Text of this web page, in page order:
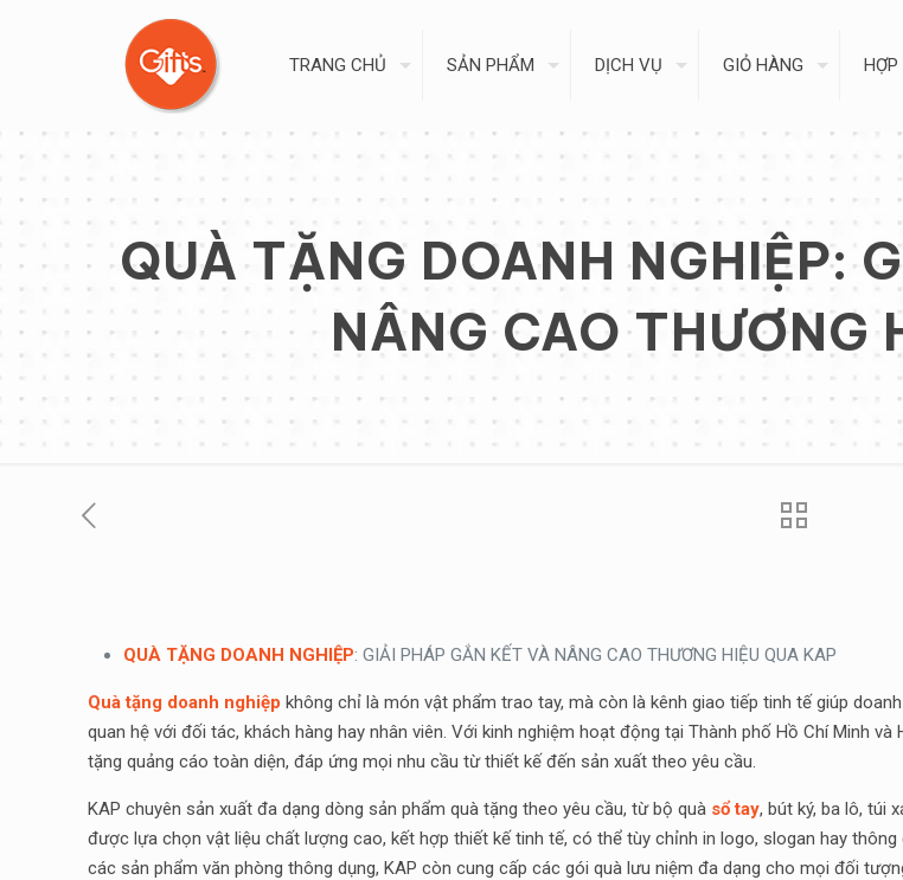
TRANG CHỦ SẢN PHẨM DỊCH VỤ GIỎ HÀNG HỢP
QUÀ TẶNG DOANH NGHIỆP:
NÂNG CAO THƯƠNG
QUÀ TẶNG DOANH NGHIỆP: GIẢI PHÁP GẮN KẾT VÀ NÂNG CAO THƯƠNG HIỆU QUA KAP
Quà tặng doanh nghiệp không chỉ là món vật phẩm trao tay, mà còn là kênh giao tiếp tinh tế giúp
quan hệ với đối tác, khách hàng hay nhân viên. Với kinh nghiệm hoạt động tại Thành phố Hồ Chí Minh
tặng quảng cáo toàn diện, đáp ứng mọi nhu cầu từ thiết kế đến sản xuất theo yêu cầu.
KAP chuyên sản xuất đa dạng dòng sản phẩm quà tặng theo yêu cầu, từ bộ quà sổ tay, bút ký, ba lô, túi
được lựa chọn vật liệu chất lượng cao, kết hợp thiết kế tinh tế, có thể tùy chỉnh in logo, slogan hay
các sản phẩm văn phòng thông dụng, KAP còn cung cấp các gói quà lưu niệm đa dạng cho mọi đối